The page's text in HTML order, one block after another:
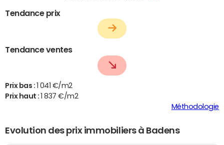
Tendance prix
Tendance ventes
Prix bas :
1 041 €/m2
Prix haut :
1 837 €/m2
Méthodologie
Evolution des prix immobiliers à Badens